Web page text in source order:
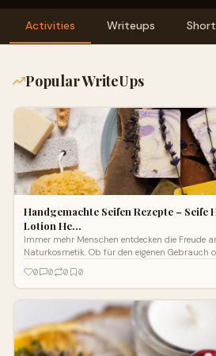
Activities Writeups
Popular WriteUps
Handgemachte Seifen Rezepte – Seife
Lotion He…
Immer mehr Menschen entdecken die Freude
Naturkosmetik. Ob für den eigenen Gebrauch
0 0 0 0